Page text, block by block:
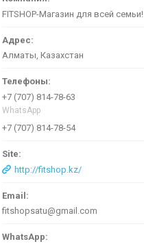
FITSHOP-Магазин для всей семьи!
Алматы, Казахстан
+7 (707) 814-78-63
WhatsApp
+7 (707) 814-78-54
http://fitshop.kz/
fitshopsatu@gmail.com